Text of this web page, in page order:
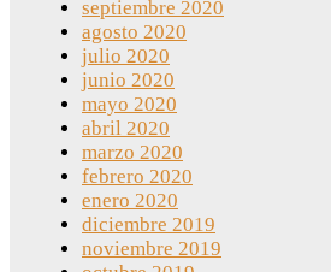
septiembre 2020
agosto 2020
julio 2020
junio 2020
mayo 2020
abril 2020
marzo 2020
febrero 2020
enero 2020
diciembre 2019
noviembre 2019